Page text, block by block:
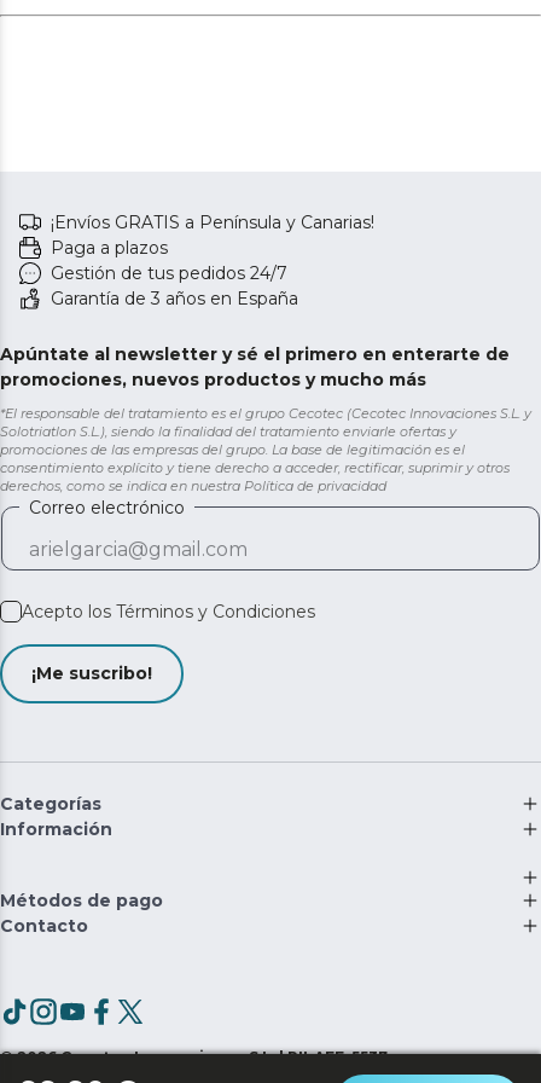
¡Envíos GRATIS a Península y Canarias!
Paga a plazos
Gestión de tus pedidos 24/7
Garantía de 3 años en España
Apúntate al newsletter y sé el primero en enterarte de
promociones, nuevos productos y mucho más
*El responsable del tratamiento es el grupo Cecotec (Cecotec Innovaciones S.L. y
Solotriatlon S.L.), siendo la finalidad del tratamiento enviarle ofertas y
promociones de las empresas del grupo. La base de legitimación es el
consentimiento explícito y tiene derecho a acceder, rectificar, suprimir y otros
derechos, como se indica en nuestra Política de privacidad
Correo electrónico
Acepto los Términos y Condiciones
¡Me suscribo!
Categorías
Información
Métodos de pago
Contacto
©2026 Cecotec Innovaciones S.L. | RII-AEE: 5537